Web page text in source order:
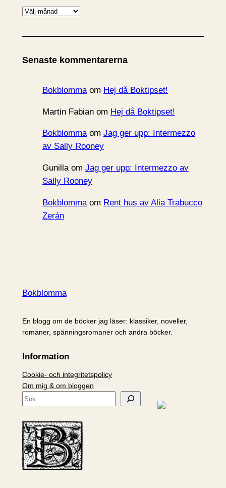
A
k
v
Senaste kommentarerna
Bokblommaom Hej då Boktipset!
Martin Fabianom Hej då Boktipset!
Bokblommaom Jag ger upp: Intermezzo
av Sally Rooney
Gunillaom Jag ger upp: Intermezzo av
Sally Rooney
Bokblommaom Rent hus av Alia Trabucco
Zerán
Bokblomma
En blogg om de böcker jag läser: klassiker, noveller,
romaner, spänningsromaner och andra böcker.
Information
Cookie- och integritetspolicy
Om mig & om bloggen
S
k